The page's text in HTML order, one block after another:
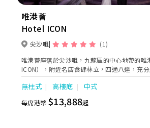
唯港薈
Hotel ICON
尖沙咀 (1)
唯港薈座落於尖沙咀，九龍區的中心地帶的唯
ICON），附近名店食肆林立，四通八達，充
力個性，成為一眾準新人舉辦婚宴的熱門之選
籌至所有婚宴每個細節，唯港薈都力臻完美，
醉人回憶。 擁有時尚高樓頂的Silverbox宴會
的視聽影音及燈光設備配套，並採用極富現代
無柱式 高樓底 中式
每席港幣 $13,888起